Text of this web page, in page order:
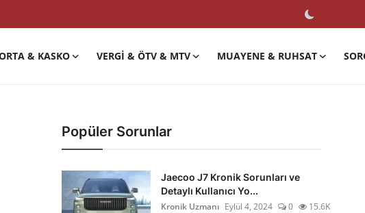
& KASKO VERGI & ÖTV & MTV MUAYENE & RUHSAT
Popüler Sorunlar
Jaecoo J7 Kronik Sorunları ve
Detaylı Kullanıcı Yo...
Kronik Uzmanı Eylül 4, 2024 0 15.6K